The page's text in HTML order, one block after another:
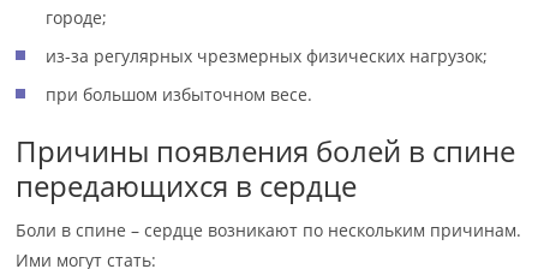
городе;
из-за регулярных чрезмерных физических нагрузок;
при большом избыточном весе.
Причины появления болей в спине
передающихся в сердце
Боли в спине – сердце возникают по нескольким причинам.
Ими могут стать: